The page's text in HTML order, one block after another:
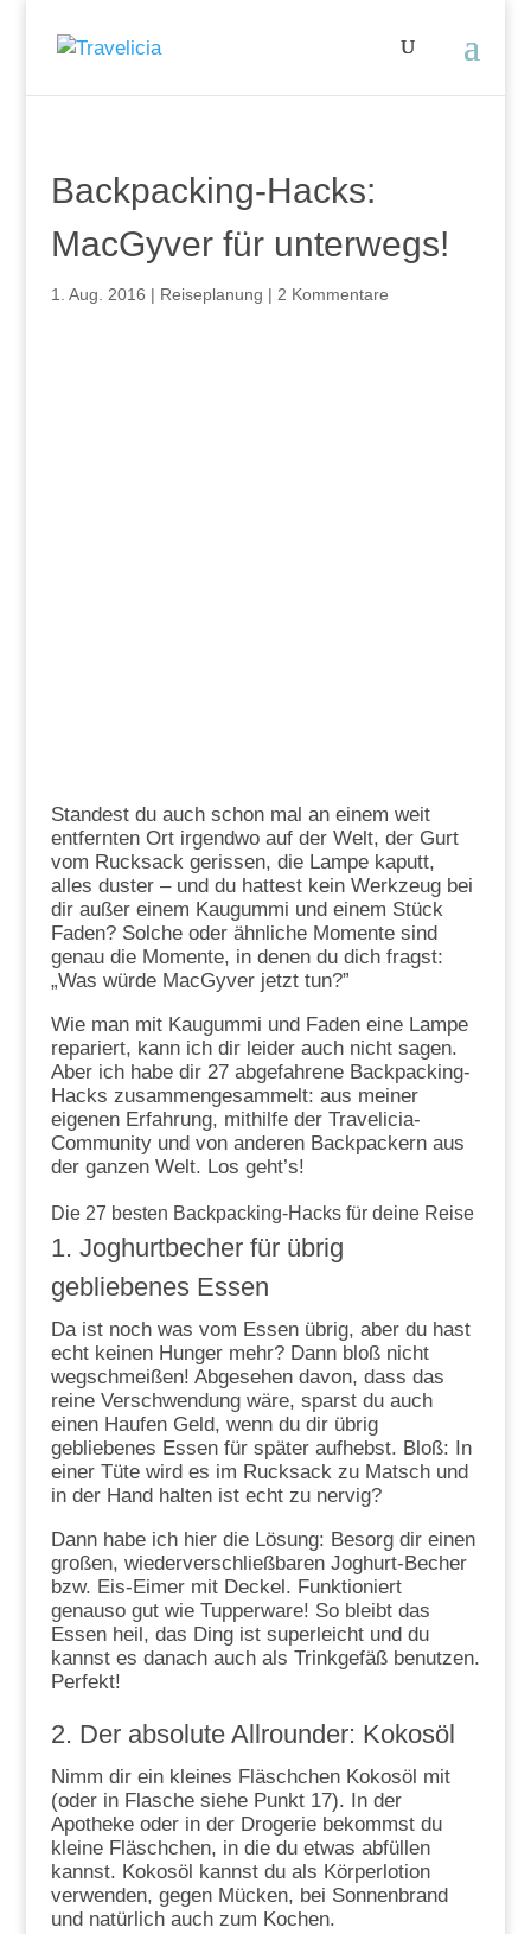
Backpacking-Hacks:
MacGyver für unterwegs!
1. Aug. 2016 | Reiseplanung | 2 Kommentare
Standest du auch schon mal an einem weit
entfernten Ort irgendwo auf der Welt, der Gurt
vom Rucksack gerissen, die Lampe kaputt,
alles duster – und du hattest kein Werkzeug bei
dir außer einem Kaugummi und einem Stück
Faden? Solche oder ähnliche Momente sind
genau die Momente, in denen du dich fragst:
„Was würde MacGyver jetzt tun?”
Wie man mit Kaugummi und Faden eine Lampe
repariert, kann ich dir leider auch nicht sagen.
Aber ich habe dir 27 abgefahrene Backpacking-
Hacks zusammengesammelt: aus meiner
eigenen Erfahrung, mithilfe der Travelicia-
Community und von anderen Backpackern aus
der ganzen Welt. Los geht’s!
Die 27 besten Backpacking-Hacks für deine Reise
1. Joghurtbecher für übrig
gebliebenes Essen
Da ist noch was vom Essen übrig, aber du hast
echt keinen Hunger mehr? Dann bloß nicht
wegschmeißen! Abgesehen davon, dass das
reine Verschwendung wäre, sparst du auch
einen Haufen Geld, wenn du dir übrig
gebliebenes Essen für später aufhebst. Bloß: In
einer Tüte wird es im Rucksack zu Matsch und
in der Hand halten ist echt zu nervig?
Dann habe ich hier die Lösung: Besorg dir einen
großen, wiederverschließbaren Joghurt-Becher
bzw. Eis-Eimer mit Deckel. Funktioniert
genauso gut wie Tupperware! So bleibt das
Essen heil, das Ding ist superleicht und du
kannst es danach auch als Trinkgefäß benutzen.
Perfekt!
2. Der absolute Allrounder: Kokosöl
Nimm dir ein kleines Fläschchen Kokosöl mit
(oder in Flasche siehe Punkt 17). In der
Apotheke oder in der Drogerie bekommst du
kleine Fläschchen, in die du etwas abfüllen
kannst. Kokosöl kannst du als Körperlotion
verwenden, gegen Mücken, bei Sonnenbrand
und natürlich auch zum Kochen.